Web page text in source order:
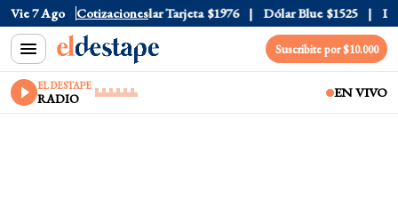
Vie 7 Ago Cotizaciones
Oficial $1520 Dólar Tarjeta $1976 Dólar Blue $1525
Suscribite por $10.000
EL DESTAPE
RADIO EN VIVO